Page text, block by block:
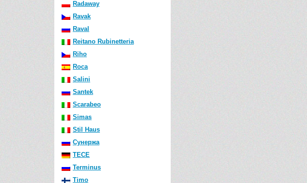
Radaway
Ravak
Raval
Reitano Rubinetteria
Riho
Roca
Salini
Santek
Scarabeo
Simas
Stil Haus
Сунержа
TECE
Terminus
Timo